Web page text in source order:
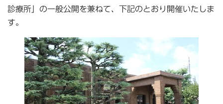
診療所」の一般公開を兼ねて、下記のとおり開催いたしま
す。